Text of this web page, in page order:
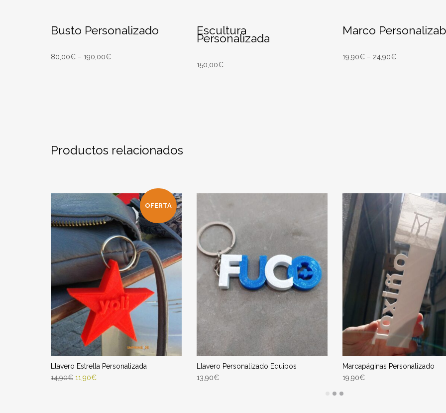
Busto Personalizado
80,00€ – 190,00€
Escultura
Personalizada
150,00€
Marco
19,90€ – 24,90€
Productos relacionados
OFERTA
Llavero Estrella Personalizada
14,90€ 11,90€
Llavero Personalizado Equipos
13,90€
Marcapáginas Personalizado
19,90€